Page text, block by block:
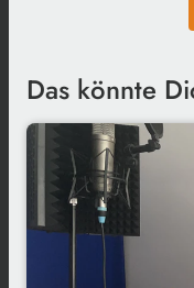
Das könnte